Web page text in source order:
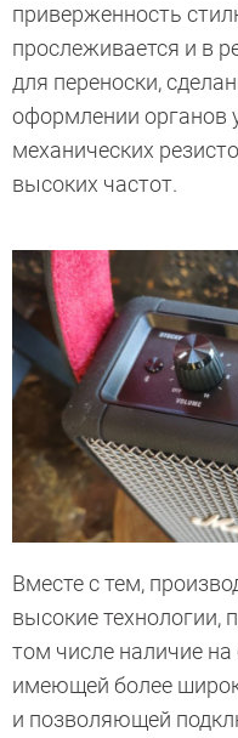
приверженность
прослеживается и в
для переноски,
оформлении органов
механических
высоких частот.
Вместе с тем,
высокие технологии,
том числе наличие на
имеющей более
и позволяющей